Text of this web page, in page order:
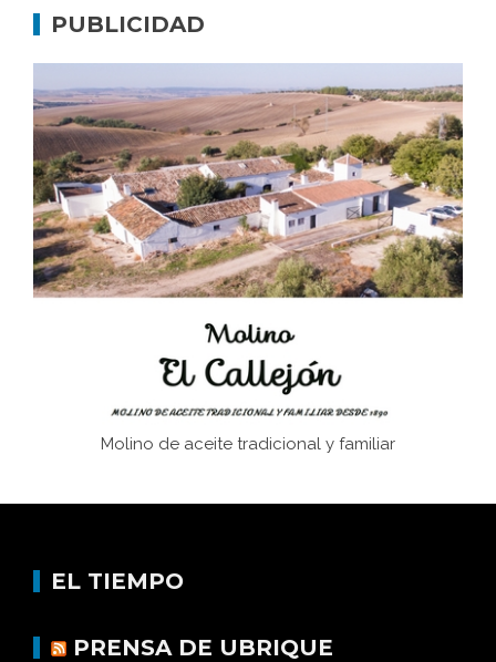
concentración nazis
Bornos
El Frente Popular. Ubrique, febrero-julio 1936
Juntar las letras. La alfabetización en el campo: del
afán de saber a la autogestión
Historia y vivencias del poblado de Los Hurones
PUBLICIDAD
Molino de aceite tradicional y familiar
EL TIEMPO
PRENSA DE UBRIQUE